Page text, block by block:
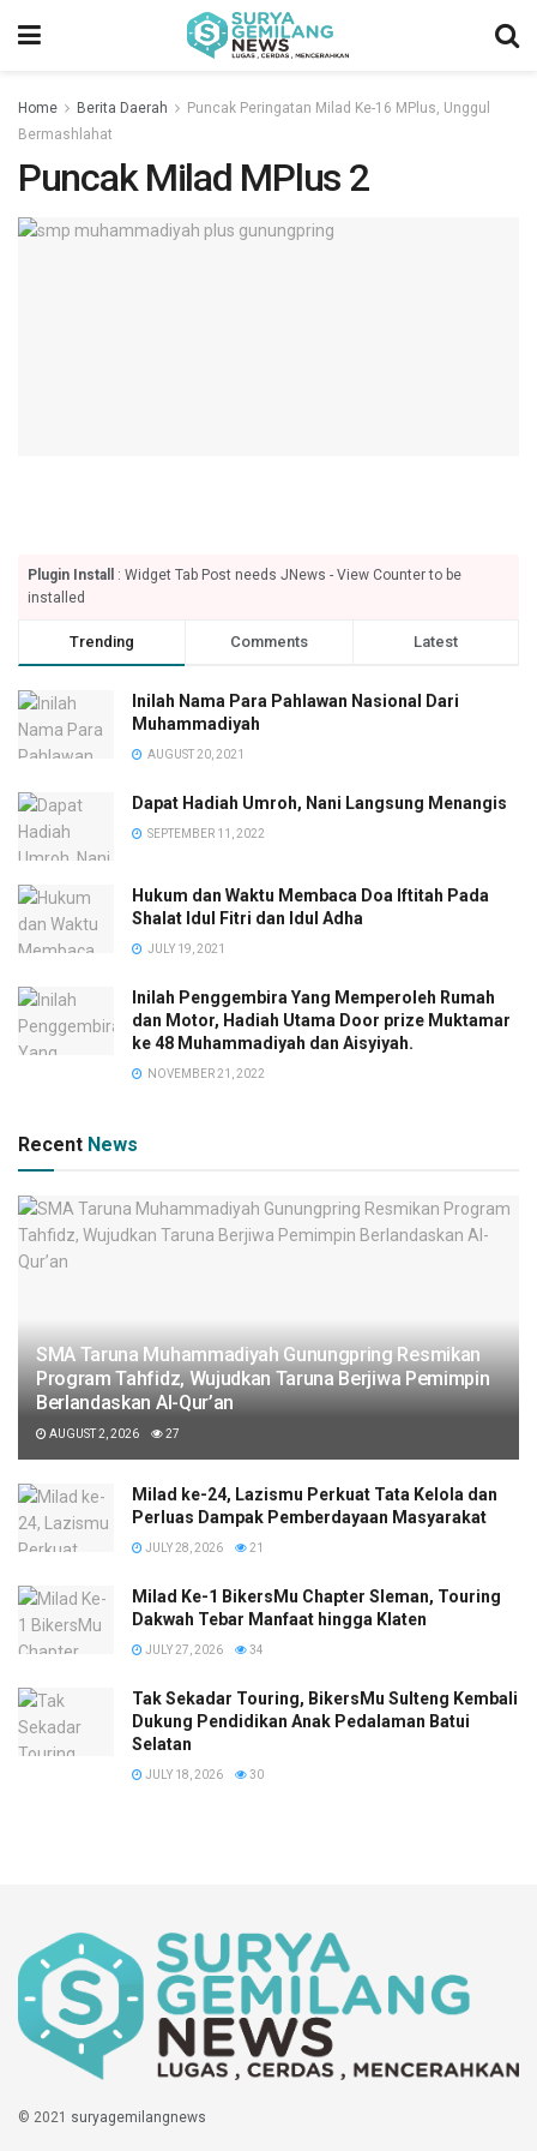
Home Berita Daerah
Puncak Peringatan Milad Ke-16 MPlus, Unggul
Bermashlahat
Puncak Milad MPlus 2
Plugin Install
: Widget Tab Post needs JNews - View Counter to be
installed
Trending Comments Latest
Inilah Nama Para Pahlawan Nasional Dari
Muhammadiyah
AUGUST 20, 2021
Dapat Hadiah Umroh, Nani Langsung Menangis
SEPTEMBER 11, 2022
Hukum dan Waktu Membaca Doa Iftitah Pada
Shalat Idul Fitri dan Idul Adha
JULY 19, 2021
Inilah Penggembira Yang Memperoleh Rumah
dan Motor, Hadiah Utama Door prize Muktamar
ke 48 Muhammadiyah dan Aisyiyah.
NOVEMBER 21, 2022
Recent News
SMA Taruna Muhammadiyah Gunungpring Resmikan
Program Tahfidz, Wujudkan Taruna Berjiwa Pemimpin
Berlandaskan Al-Qur’an
AUGUST 2, 2026 27
Milad ke-24, Lazismu Perkuat Tata Kelola dan
Perluas Dampak Pemberdayaan Masyarakat
JULY 28, 2026 21
Milad Ke-1 BikersMu Chapter Sleman, Touring
Dakwah Tebar Manfaat hingga Klaten
JULY 27, 2026 34
Tak Sekadar Touring, BikersMu Sulteng Kembali
Dukung Pendidikan Anak Pedalaman Batui
Selatan
JULY 18, 2026 30
© 2021 suryagemilangnews